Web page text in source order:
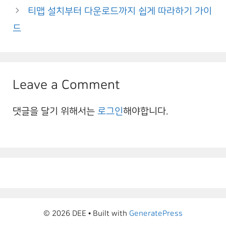
티맵 설치부터 다운로드까지 쉽게 따라하기 가이
드
Leave a Comment
댓글을 달기 위해서는 로그인해야합니다.
© 2026 DEE • Built with GeneratePress